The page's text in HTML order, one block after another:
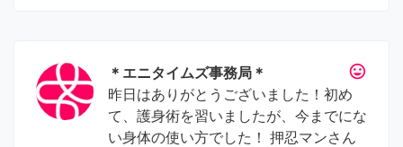
tag_faces
＊エニタイムズ事務局＊
昨日はありがとうございました！初め
て、護身術を習いましたが、今までにな
い身体の使い方でした！ 押忍マンさん